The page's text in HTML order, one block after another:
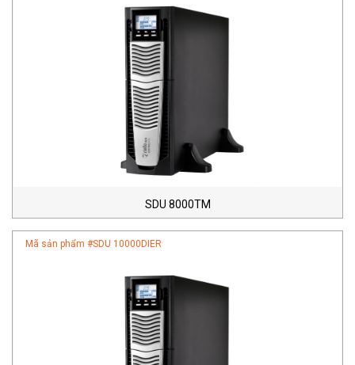
SDU 8000TM
Mã sản phẩm #SDU 10000DIER